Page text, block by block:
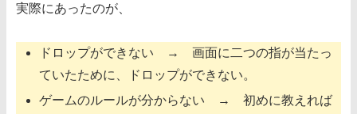
実際にあったのが、
ドロップができない → 画面に二つの指が当たっ
ていたために、ドロップができない。
ゲームのルールが分からない → 初めに教えれば